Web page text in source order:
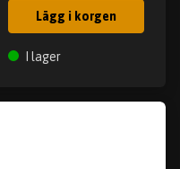
Lägg i korgen
I lager